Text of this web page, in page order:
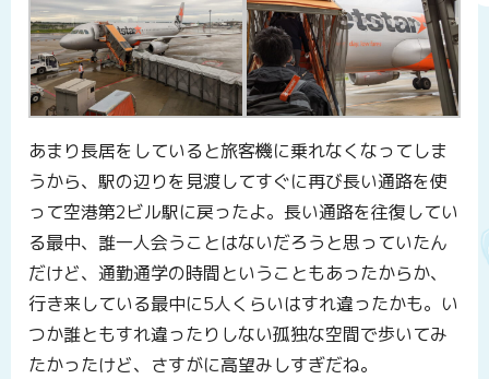
あまり長居をしていると旅客機に乗れなくなってしま
うから、駅の辺りを見渡してすぐに再び長い通路を使
って空港第2ビル駅に戻ったよ。長い通路を往復してい
る最中、誰一人会うことはないだろうと思っていたん
だけど、通勤通学の時間ということもあったからか、
行き来している最中に5人くらいはすれ違ったかも。い
つか誰ともすれ違ったりしない孤独な空間で歩いてみ
たかったけど、さすがに高望みしすぎだね。